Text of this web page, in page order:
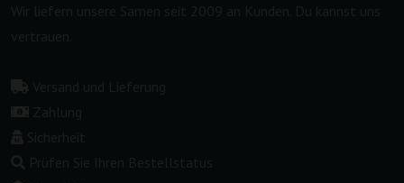
Wir liefern unsere Samen seit 2009 an Kunden. Du kannst uns
vertrauen.
Versand und Lieferung
Zahlung
Sicherheit
Prüfen Sie Ihren Bestellstatus